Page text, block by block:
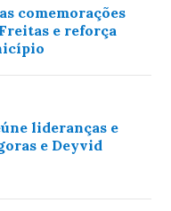
comemorações
e reforça
lideranças e
e Deyvid